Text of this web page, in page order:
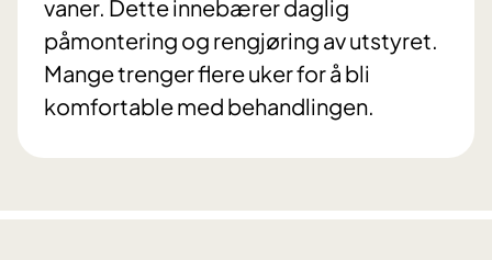
vaner. Dette innebærer daglig
påmontering og rengjøring av utstyret.
Mange trenger flere uker for å bli
komfortable med behandlingen.